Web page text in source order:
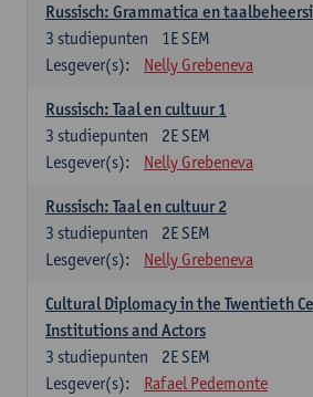
Russisch: Grammatica en
1E SEM
3 studiepunten
Lesgever(s):
Nelly Grebeneva
Russisch: Taal en cultuur 1
2E SEM
3 studiepunten
Lesgever(s):
Nelly Grebeneva
Russisch: Taal en cultuur 2
2E SEM
3 studiepunten
Lesgever(s):
Nelly Grebeneva
Cultural Diplomacy in the Twentieth
Institutions and Actors
2E SEM
3 studiepunten
Lesgever(s):
Rafael Pedemonte